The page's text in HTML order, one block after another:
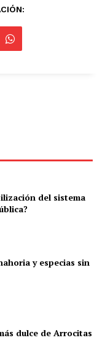
del sistema
y especias sin
dulce de Arrocitas